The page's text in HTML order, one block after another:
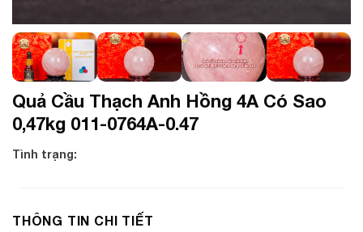
Quả Cầu Thạch Anh Hồng 4A Có Sao
0,47kg 011-0764A-0.47
Tình trạng:
THÔNG TIN CHI TIẾT